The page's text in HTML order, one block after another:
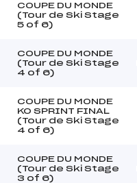
COUPE DU MONDE
(Tour de Ski Stage
5 of 6)
COUPE DU MONDE
(Tour de Ski Stage
4 of 6)
COUPE DU MONDE
KO SPRINT FINAL
(Tour de Ski Stage
4 of 6)
COUPE DU MONDE
(Tour de Ski Stage
3 of 6)